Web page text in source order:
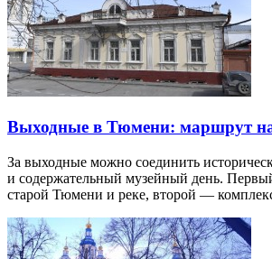
Выходные в Тюмени: маршрут
За выходные можно соединить
и содержательный музейный день.
старой Тюмени и реке, второй —